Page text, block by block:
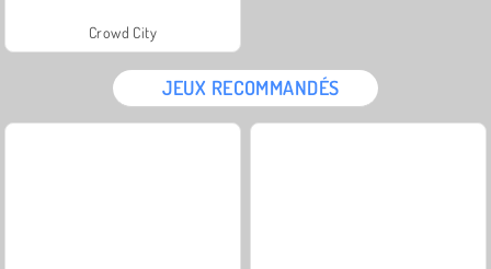
Crowd City
JEUX RECOMMANDÉS